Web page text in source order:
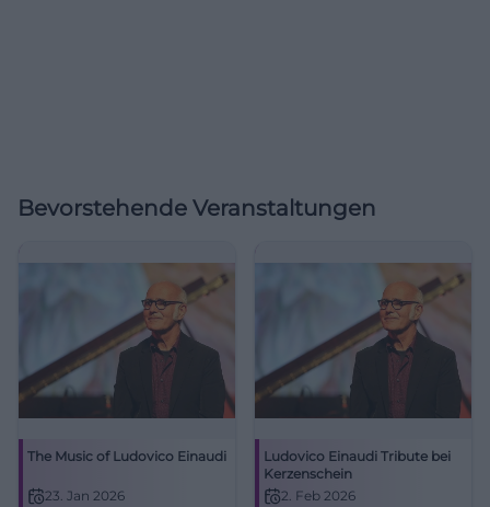
Bevorstehende Veranstaltungen
The Music of Ludovico Einaudi
23. Jan 2026
Ludovico Einaudi Tribute bei
Kerzenschein
2. Feb 2026